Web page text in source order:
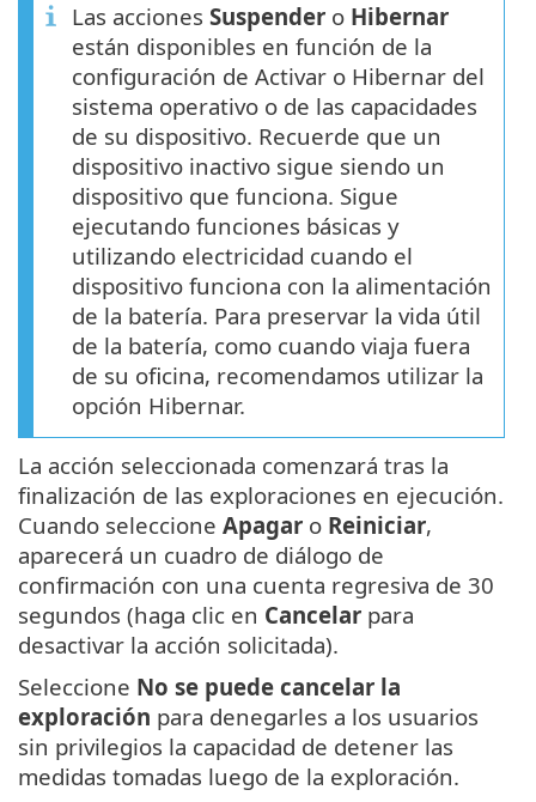
Las acciones Suspender o Hibernar
están disponibles en función de la
configuración de Activar o Hibernar del
sistema operativo o de las capacidades
de su dispositivo. Recuerde que un
dispositivo inactivo sigue siendo un
dispositivo que funciona. Sigue
ejecutando funciones básicas y
utilizando electricidad cuando el
dispositivo funciona con la alimentación
de la batería. Para preservar la vida útil
de la batería, como cuando viaja fuera
de su oficina, recomendamos utilizar la
opción Hibernar.
La acción seleccionada comenzará tras la
finalización de las exploraciones en ejecución.
Cuando seleccione Apagar o Reiniciar,
aparecerá un cuadro de diálogo de
confirmación con una cuenta regresiva de 30
segundos (haga clic en Cancelar para
desactivar la acción solicitada).
Seleccione No se puede cancelar la
exploración para denegarles a los usuarios
sin privilegios la capacidad de detener las
medidas tomadas luego de la exploración.